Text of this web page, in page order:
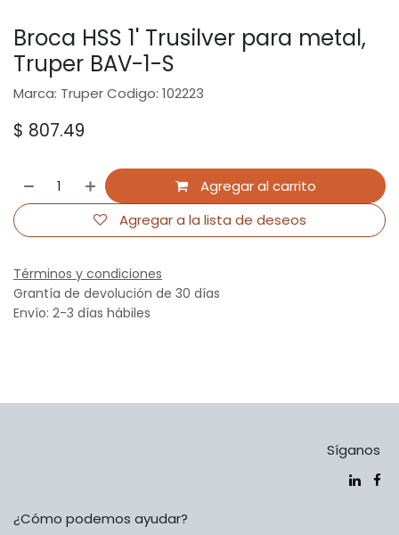
Broca HSS 1' Trusilver para metal,
Truper BAV-1-S
Marca: Truper Codigo: 102223
$ 807.49
Agregar al carrito
Agregar a la lista de deseos
Términos y condiciones
Grantía de devolución de 30 días
Envío: 2-3 días hábiles
Síganos
¿Cómo podemos ayudar?